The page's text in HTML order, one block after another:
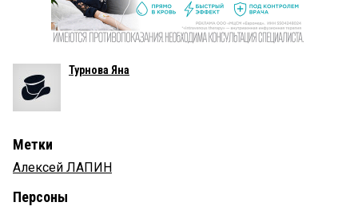
Турнова Яна
Метки
Алексей ЛАПИН
Персоны